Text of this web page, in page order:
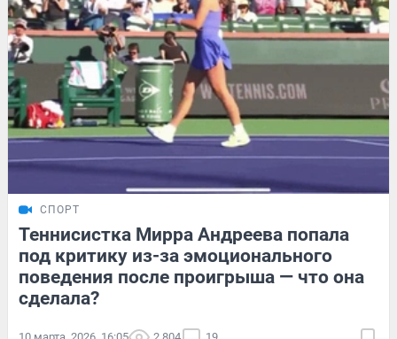
СПОРТ
Теннисистка Мирра Андреева попала
под критику из-за эмоционального
поведения после проигрыша — что она
сделала?